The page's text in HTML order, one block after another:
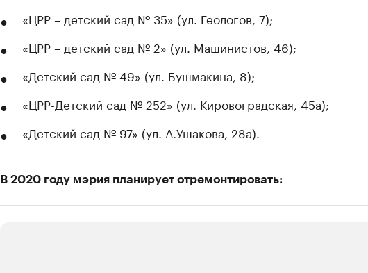
«ЦРР – детский сад № 35» (ул. Геологов, 7);
«ЦРР – детский сад № 2» (ул. Машинистов, 46);
«Детский сад № 49» (ул. Бушмакина, 8);
«ЦРР-Детский сад № 252» (ул. Кировоградская, 45а);
«Детский сад № 97» (ул. А.Ушакова, 28а).
В 2020 году мэрия планирует отремонтировать: